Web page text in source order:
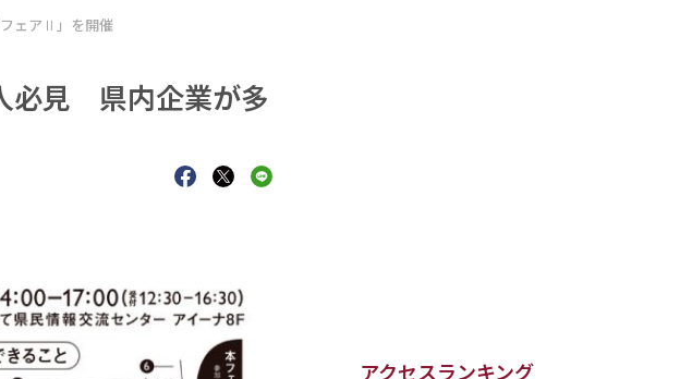
競輪
ェアⅡ」を開催
必見 県内企業が多
アクセスランキング